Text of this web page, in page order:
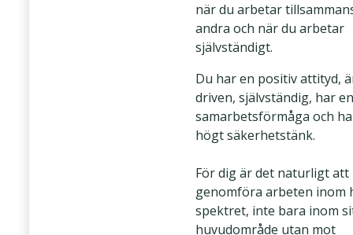
när du arbetar
andra och när du arbetar
självständigt.
Du har en positiv attityd,
driven, självständig, har
samarbetsförmåga och
högt säkerhetstänk.
För dig är det naturligt att
genomföra arbeten inom
spektret, inte bara inom
huvudområde utan mot